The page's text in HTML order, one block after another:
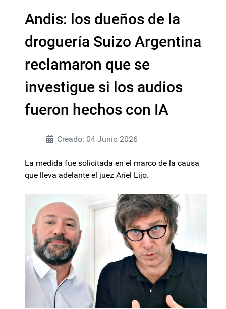
Andis: los dueños de la
droguería Suizo Argentina
reclamaron que se
investigue si los audios
fueron hechos con IA
Creado: 04 Junio 2026
La medida fue solicitada en el marco de la causa
que lleva adelante el juez Ariel Lijo.